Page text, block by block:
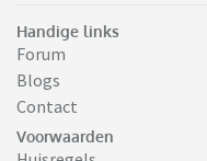
Handige links
Forum
Blogs
Contact
Voorwaarden